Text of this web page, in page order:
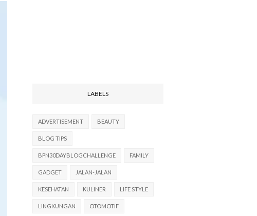
LABELS
ADVERTISEMENT BEAUTY
BLOG TIPS
BPN30DAYBLOGCHALLENGE FAMILY
GADGET JALAN-JALAN
KESEHATAN KULINER LIFE STYLE
LINGKUNGAN OTOMOTIF